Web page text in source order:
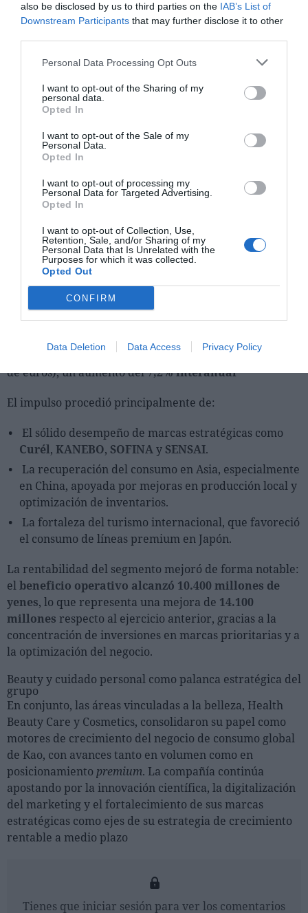
also be disclosed by us to third parties on the IAB’s List of
Downstream Participants that may further disclose it to other
Personal Data Processing Opt Outs
I want to opt-out of the Sharing of my
personal data.
Opted In
I want to opt-out of the Sale of my
Personal Data.
Opted In
I want to opt-out of processing my
Personal Data for Targeted Advertising.
Opted In
I want to opt-out of Collection, Use,
Retention, Sale, and/or Sharing of my
Personal Data that Is Unrelated with the
Purposes for which it was collected.
Opted Out
CONFIRM
Data Deletion Data Access Privacy Policy
Cosmética: la categoría que marcó el año por su gran
dinamismo
El negocioCosmeticsfue el segmento de mayor
crecimiento dentro del portfolio de belleza de Kao, con
261.600 millones de yenes
(1.54 mil millones
de euros), un aumento del7,2% interanual
El impulso procedió principalmente de:
El sólido desempeño de marcas estratégicas como
Curél, KANEBO, SOFINAySENSAI.
La recuperación del consumo en Asia, especialmente
en China, apoyada por mejoras en producción local y
optimización de inventarios.
La fortaleza del turismo internacional, que favoreció
el consumo de líneas premium en Japón.
La rentabilidad del segmento mejoró de forma notable:
elbeneficio operativo alcanzó 10.400 millones de
yenes, lo que representa una mejora de 14.100
millones respecto al ejercicio anterior, gracias a la
concentración de inversiones en marcas prioritarias y a
la optimización del negocio.
Beauty y cuidado personal como palanca estratégica del
grupo
En conjunto, las áreas vinculadas a la belleza, Health
Beauty Care y Cosmetics, consolidaron su papel como
motores de crecimiento del negocio de consumo global
de Kao, con avances tanto en volumen como en
posicionamiento premium. La compañía continúa
apostando por la innovación científica, la digitalización
del marketing y el fortalecimiento de sus marcas
estratégicas como ejes de su estrategia de crecimiento
rentable a medio plazo
Tienes que iniciar sesión para ver los comentarios